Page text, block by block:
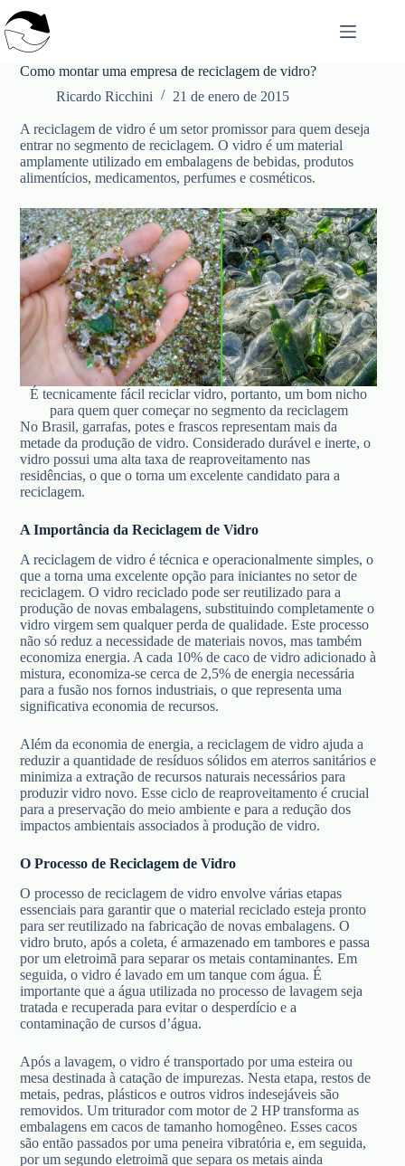
al
contenido
Como montar uma empresa de reciclagem de vidro?
Ricardo Ricchini
21 de enero de 2015
A reciclagem de vidro é um setor promissor para quem deseja
entrar no segmento de reciclagem. O vidro é um material
amplamente utilizado em embalagens de bebidas, produtos
alimentícios, medicamentos, perfumes e cosméticos.
É tecnicamente fácil reciclar vidro, portanto, um bom nicho
para quem quer começar no segmento da reciclagem
No Brasil, garrafas, potes e frascos representam mais da
metade da produção de vidro. Considerado durável e inerte, o
vidro possui uma alta taxa de reaproveitamento nas
residências, o que o torna um excelente candidato para a
reciclagem.
A Importância da Reciclagem de Vidro
A reciclagem de vidro é técnica e operacionalmente simples, o
que a torna uma excelente opção para iniciantes no setor de
reciclagem. O vidro reciclado pode ser reutilizado para a
produção de novas embalagens, substituindo completamente o
vidro virgem sem qualquer perda de qualidade. Este processo
não só reduz a necessidade de materiais novos, mas também
economiza energia. A cada 10% de caco de vidro adicionado à
mistura, economiza-se cerca de 2,5% de energia necessária
para a fusão nos fornos industriais, o que representa uma
significativa economia de recursos.
Além da economia de energia, a reciclagem de vidro ajuda a
reduzir a quantidade de resíduos sólidos em aterros sanitários e
minimiza a extração de recursos naturais necessários para
produzir vidro novo. Esse ciclo de reaproveitamento é crucial
para a preservação do meio ambiente e para a redução dos
impactos ambientais associados à produção de vidro.
O Processo de Reciclagem de Vidro
O processo de reciclagem de vidro envolve várias etapas
essenciais para garantir que o material reciclado esteja pronto
para ser reutilizado na fabricação de novas embalagens. O
vidro bruto, após a coleta, é armazenado em tambores e passa
por um eletroimã para separar os metais contaminantes. Em
seguida, o vidro é lavado em um tanque com água. É
importante que a água utilizada no processo de lavagem seja
tratada e recuperada para evitar o desperdício e a
contaminação de cursos d’água.
Após a lavagem, o vidro é transportado por uma esteira ou
mesa destinada à catação de impurezas. Nesta etapa, restos de
metais, pedras, plásticos e outros vidros indesejáveis são
removidos. Um triturador com motor de 2 HP transforma as
embalagens em cacos de tamanho homogêneo. Esses cacos
são então passados por uma peneira vibratória e, em seguida,
por um segundo eletroimã que separa os metais ainda